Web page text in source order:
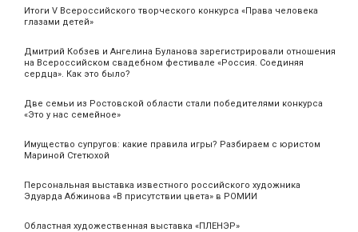
Итоги V Всероссийского творческого конкурса «Права человека
глазами детей»
Дмитрий Кобзев и Ангелина Буланова зарегистрировали отношения
на Всероссийском свадебном фестивале «Россия. Соединяя
сердца». Как это было?
Две семьи из Ростовской области стали победителями конкурса
«Это у нас семейное»
Имущество супругов: какие правила игры? Разбираем с юристом
Мариной Стетюхой
Персональная выставка известного российского художника
Эдуарда Абжинова «В присутствии цвета» в РОМИИ
Областная художественная выставка «ПЛЕНЭР»